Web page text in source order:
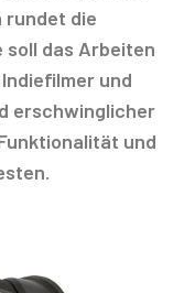
rundet die
das Arbeiten
und
erschwinglicher
und